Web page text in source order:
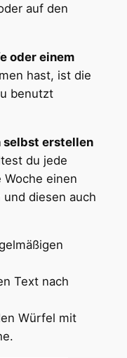
auf den
oder einem
hast, ist die
benutzt
selbst erstellen
du jede
Woche einen
diesen auch
Text nach
Würfel mit